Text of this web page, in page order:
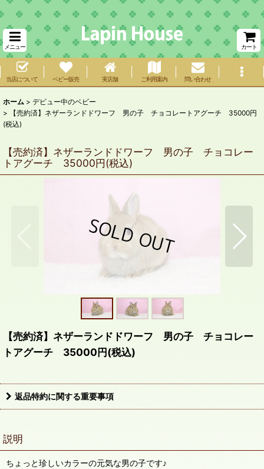
メニュー カート
当店について ベビー販売 実店舗 ご利用案内 問い合わせ
ホーム > デビュー中のベビー
>
【売約済】ネザーランドドワーフ 男の子 チョコレートアグーチ 35000円
(税込)
【売約済】ネザーランドドワーフ 男の子 チョコレー
トアグーチ 35000円(税込)
【売約済】ネザーランドドワーフ 男の子 チョコレー
トアグーチ 35000円(税込)
返品特約に関する重要事項
説明
ちょっと珍しいカラーの元気な男の子です♪